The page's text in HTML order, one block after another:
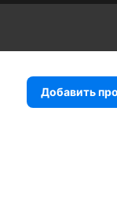
Добавить